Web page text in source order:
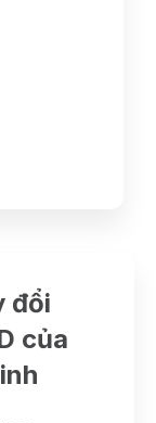
đổi
của